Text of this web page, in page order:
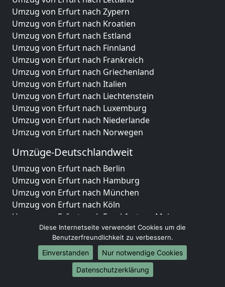
Umzug von Erfurt nach Zypern
Umzug von Erfurt nach Kroatien
Umzug von Erfurt nach Estland
Umzug von Erfurt nach Finnland
Umzug von Erfurt nach Frankreich
Umzug von Erfurt nach Griechenland
Umzug von Erfurt nach Italien
Umzug von Erfurt nach Liechtenstein
Umzug von Erfurt nach Luxemburg
Umzug von Erfurt nach Niederlande
Umzug von Erfurt nach Norwegen
Umzüge-Deutschlandweit
Umzug von Erfurt nach Berlin
Umzug von Erfurt nach Hamburg
Umzug von Erfurt nach München
Umzug von Erfurt nach Köln
Umzug von Erfurt nach Frankfurt am Main
Umzug von Erfurt nach Stuttgart
Umzug von Erfurt nach Düsseldorf
Umzug von Erfurt nach Leipzig
Umzug von Erfurt nach Dortmund
Umzug von Erfurt nach Essen
Diese Internetseite verwendet Cookies um die
Benutzerfreundlichkeit zu verbessern.
Einverstanden
Nur notwendige Cookies
Datenschutzerklärung